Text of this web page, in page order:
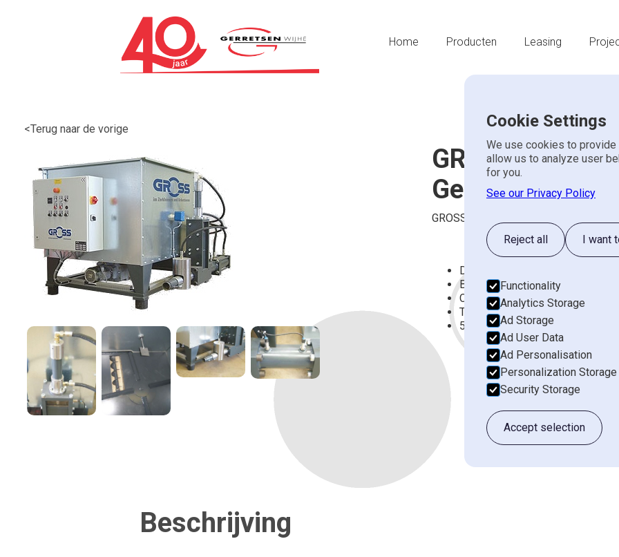
Home Producten Leasing
Cookie Settings
We use cookies to
allow us to analyze user
for you.
See our Privacy Policy
Reject all I want
Functionality
Analytics Storage
Ad Storage
Ad User Data
Ad Personalisation
Personalization Storage
Security Storage
Accept selection
<Terug naar de vorige
GROSS
Genius 2/40
GROSS
Degelijke kwaliteit uit Duitsland
Briketdiameter 40 mm.
Capaciteit circa 40 kg/uur
Tank met 100 liter hydrauliekolie
5,5 kW sterke hydrauliekmotor
Offerte
We zullen je
Voornaam*
Email*
Beschrijving